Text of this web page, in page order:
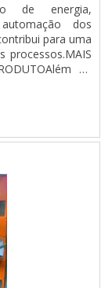
de energia,
dos
para uma
processos.MAIS
de
sejam
De maneira